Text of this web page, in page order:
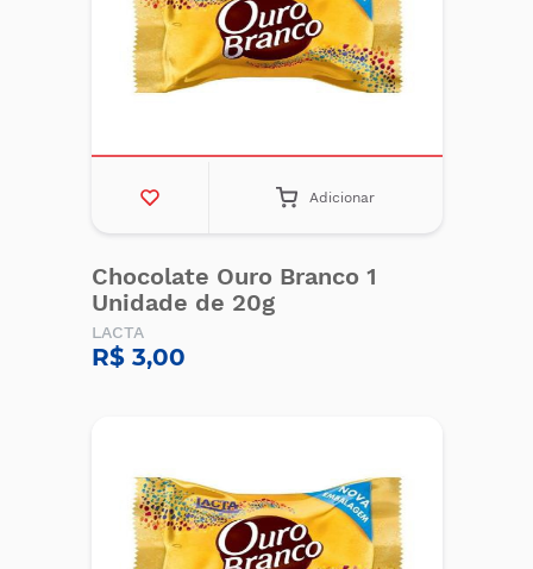
Adicionar
Chocolate Ouro Branco 1
Unidade de 20g
LACTA
R$ 3,00